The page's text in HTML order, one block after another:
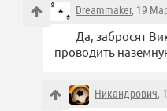
Dreammaker, 19
Да, забросят
проводить
Никандрович,